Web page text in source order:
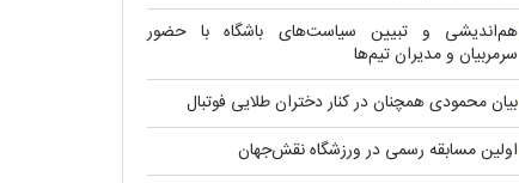
هم‌اندیشی و تبیین سیاست‌های باشگاه با حضور
سرمربیان و مدیران تیم‌ها
بیان محمودی همچنان در کنار دختران طلایی فوتبال
اولین مسابقه رسمی در ورزشگاه نقش‌جهان